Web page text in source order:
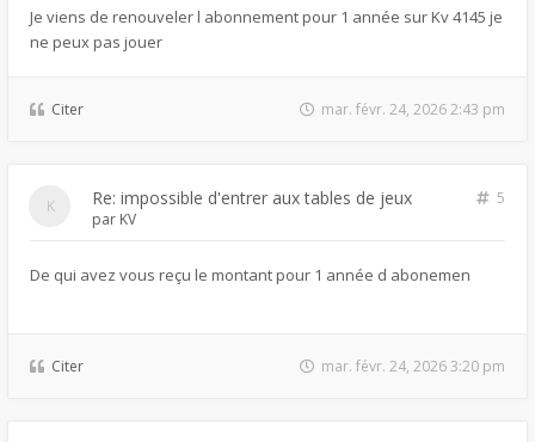
Je viens de renouveler l abonnement pour 1 année sur Kv 4145 je
ne peux pas jouer
Citer mar. févr. 24, 2026 2:43 pm
Re: impossible d'entrer aux tables de jeux
5
par KV
De qui avez vous reçu le montant pour 1 année d abonemen
Citer mar. févr. 24, 2026 3:20 pm